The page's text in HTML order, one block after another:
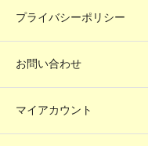
プライバシーポリシー
お問い合わせ
マイアカウント